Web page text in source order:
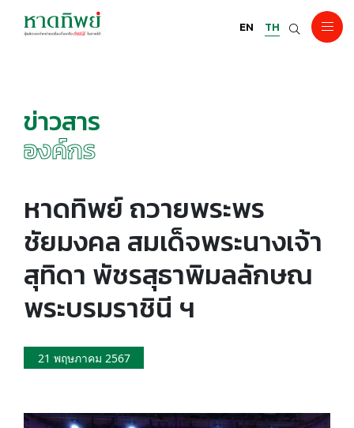
EN TH
ข่าวสาร
องค์กร
หาดทิพย์ ถวายพระพร
ชัยมงคล สมเด็จพระนางเจ้า
สุทิดา พัชรสุธาพิมลลักษณ
พระบรมราชินี ฯ
21 พฤษภาคม 2567